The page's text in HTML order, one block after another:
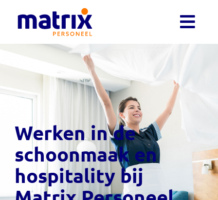
Werken in de
schoonmaak en
hospitality bij